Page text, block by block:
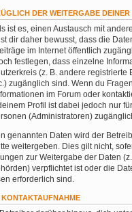
DER WEITERGABE DEINER
ist es, einen Austausch mit
dir daher bewusst, dass die
im Internet öffentlich
festlegen, dass einzelne
(z. B. andere registrierte
zugänglich sind. Wenn du
im Forum oder
Profil ist dabei jedoch nur
(Administratoren)
genannten Daten wird der
weitergeben. Dies gilt nicht,
zur Weitergabe der Daten
verpflichtet ist oder die
erforderlich sind.